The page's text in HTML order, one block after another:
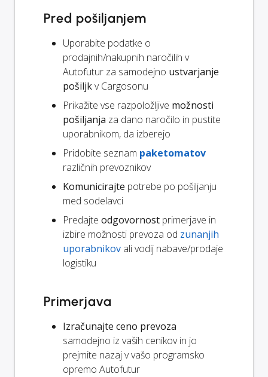
Pred pošiljanjem
Uporabite podatke o
prodajnih/nakupnih naročilih v
Autofutur za samodejno ustvarjanje
pošiljkv Cargosonu
Prikažite vse razpoložljive možnosti
pošiljanja za dano naročilo in pustite
uporabnikom, da izberejo
Pridobite seznam paketomatov
različnih prevoznikov
Komunicirajte potrebe po pošiljanju
med sodelavci
Predajte odgovornost primerjave in
izbire možnosti prevoza od zunanjih
uporabnikov ali vodij nabave/prodaje
logistiku
Primerjava
Izračunajte ceno prevoza
samodejno iz vaših cenikov in jo
prejmite nazaj v vašo programsko
opremo Autofutur